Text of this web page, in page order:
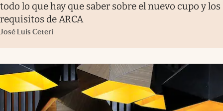
todo lo que hay que saber sobre el nuevo cupo y los
requisitos de ARCA
José Luis Ceteri